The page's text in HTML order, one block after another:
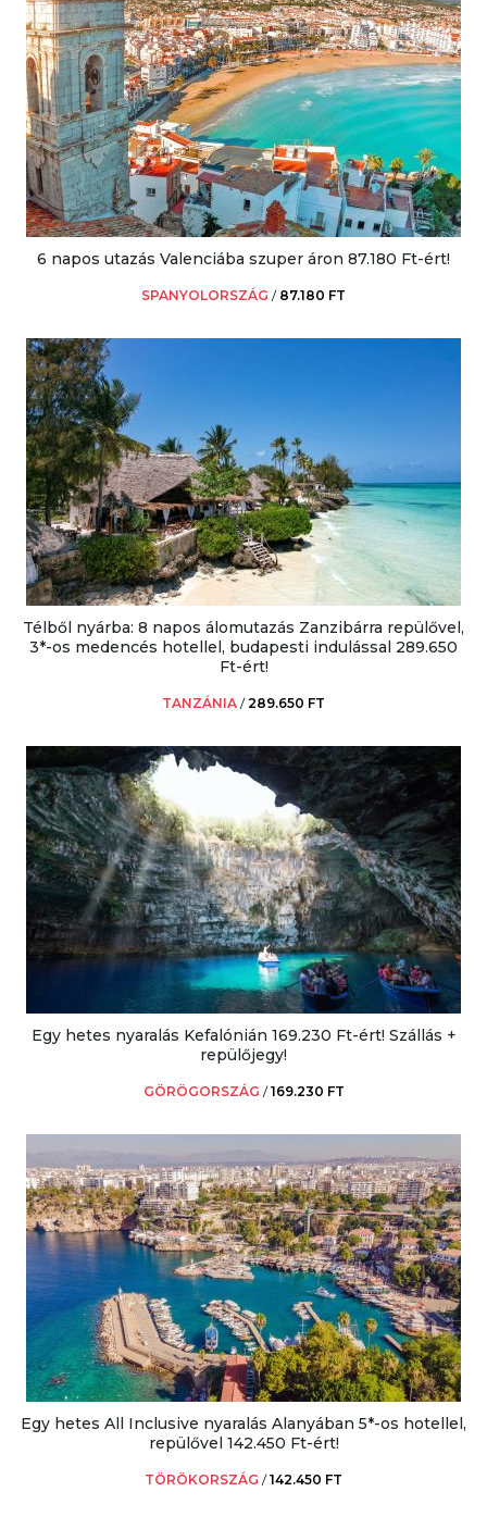
6 napos utazás Valenciába szuper áron 87.180 Ft-ért!
SPANYOLORSZÁG / 87.180 FT
Télből nyárba: 8 napos álomutazás Zanzibárra repülővel,
3*-os medencés hotellel, budapesti indulással 289.650
Ft-ért!
TANZÁNIA /289.650 FT
Egy hetes nyaralás Kefalónián 169.230 Ft-ért! Szállás +
repülőjegy!
GÖRÖGORSZÁG /169.230 FT
Egy hetes All Inclusive nyaralás Alanyában 5*-os hotellel,
repülővel 142.450 Ft-ért!
TÖRÖKORSZÁG /142.450 FT